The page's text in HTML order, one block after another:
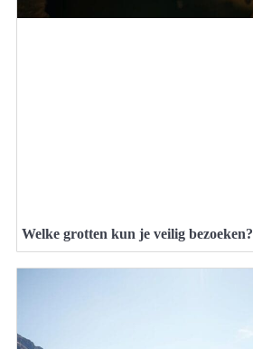
Welke grotten kun je veilig bezoeken?